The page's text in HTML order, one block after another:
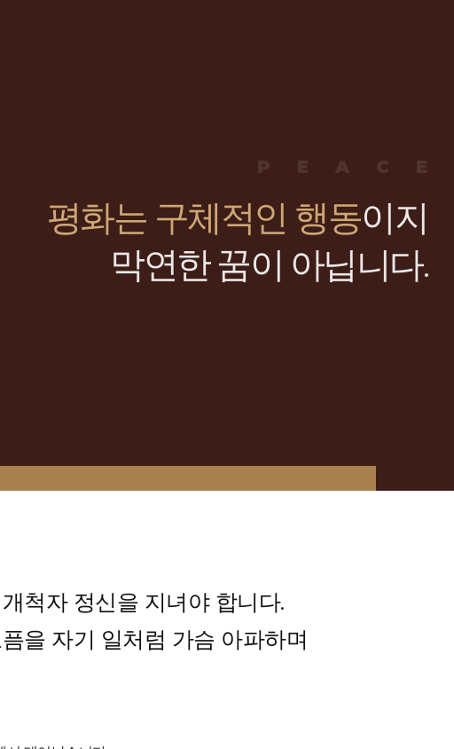
평화는 구체적인 행동이지
막연한 꿈이 아닙니다.
척자 정신을 지녀야 합니다.
을 자기 일처럼 가슴 아파하며